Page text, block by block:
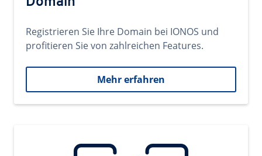
Registrieren Sie Ihre Domain bei IONOS und
profitieren Sie von zahlreichen Features.
Mehr erfahren